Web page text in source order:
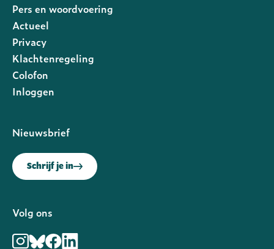
Pers en woordvoering
Footer
rechts
Actueel
Privacy
Klachtenregeling
Colofon
Inloggen
Nieuwsbrief
Schrijf je in
Volg ons